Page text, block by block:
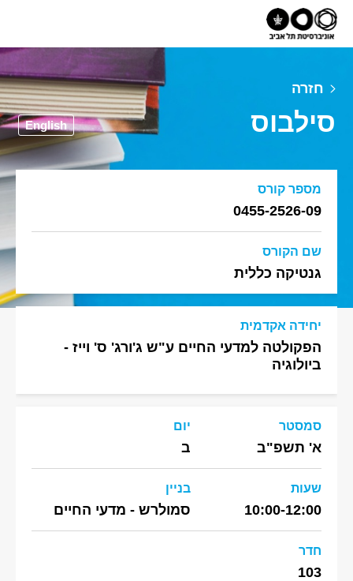
חזרה
סילבוס English
מספר קורס
0455-2526-09
שם הקורס
גנטיקה כללית
יחידה אקדמית
הפקולטה למדעי החיים ע"ש ג'ורג' ס' וייז -
ביולוגיה
סמסטר
א' תשפ"ב
יום
ב
שעות
10:00-12:00
בניין
סמולרש - מדעי החיים
חדר
103